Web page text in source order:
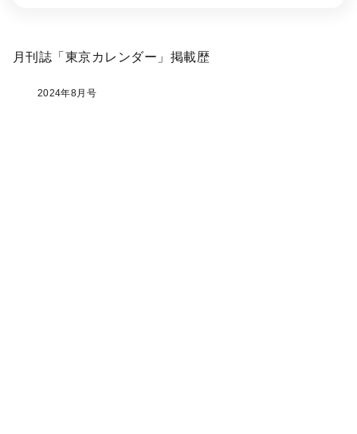
月刊誌「東京カレンダー」掲載歴
2024年8月号